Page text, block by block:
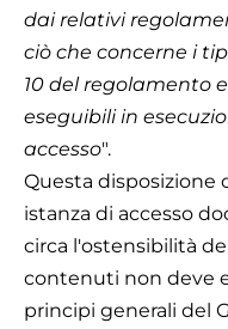
dai relativi
ciò che concerne i
10 del regolamento
eseguibili in
accesso".
Questa disposizione
istanza di accesso
circa l'ostensibilità
contenuti non deve
principi generali del